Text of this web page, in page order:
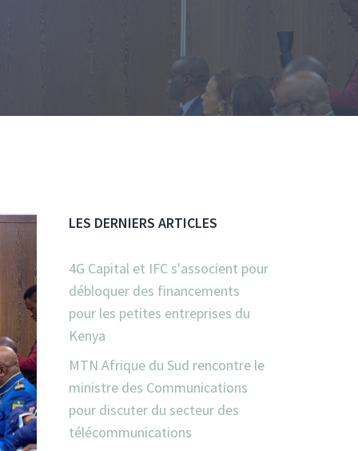
LES DERNIERS ARTICLES
4G Capital et IFC s'associent pour
débloquer des financements
pour les petites entreprises du
Kenya
MTN Afrique du Sud rencontre le
ministre des Communications
pour discuter du secteur des
télécommunications